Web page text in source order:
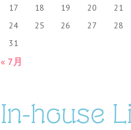
17
18 19 20 21
24
25 26 27 28
31
« 7月
In-house